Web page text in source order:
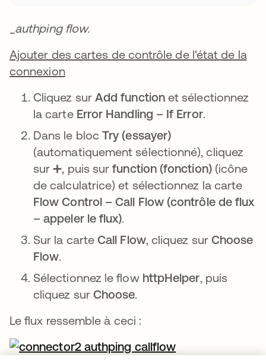
_authping flow.
Ajouter des cartes de contrôle de l'état de la
connexion
Cliquez sur Add functionet sélectionnez
la carte Error Handling – If Error.
Dans le blocTry (essayer)
(automatiquement sélectionné), cliquez
sur ➕, puis surfunction (fonction)(icône
de calculatrice) et sélectionnez la carte
Flow Control – Call Flow (contrôle de flux
– appeler le flux).
Sur la carteCall Flow, cliquez sur Choose
Flow.
Sélectionnez le flow httpHelper, puis
cliquez sur Choose.
Le flux ressemble à ceci :